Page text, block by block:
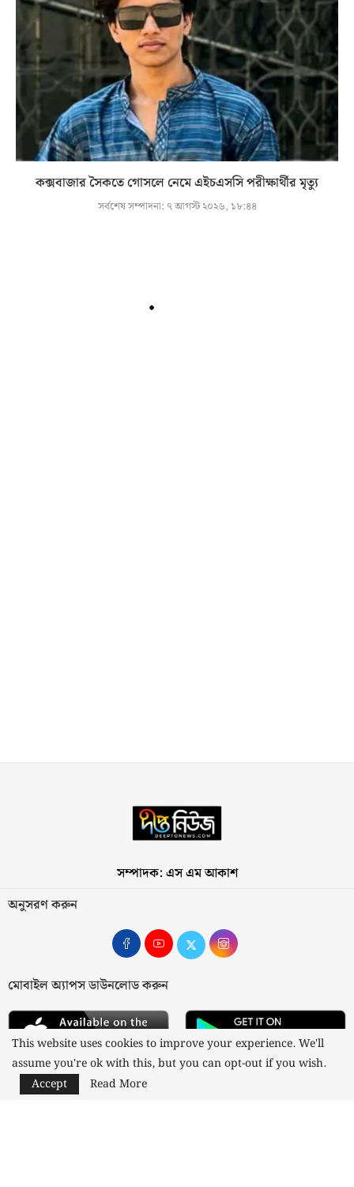
কক্সবাজার সৈকতে গোসলে নেমে এইচএসসি পরীক্ষার্থীর মৃত্যু
সর্বশেষ সম্পাদনা: ৭ আগস্ট ২০২৬, ১৮:৪৪
সম্পাদক: এস এম আকাশ
অনুসরণ করুন
মোবাইল অ্যাপস ডাউনলোড করুন
This website uses cookies to improve your experience. We'll
assume you're ok with this, but you can opt-out if you wish.
Accept
Read More